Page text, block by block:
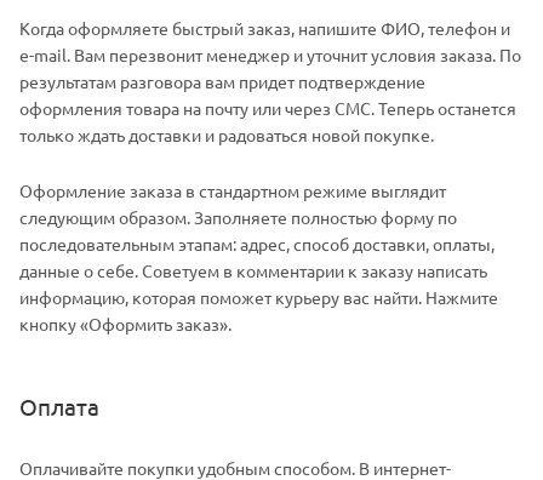
Когда оформляете быстрый заказ, напишите ФИО, телефон и
e-mail. Вам перезвонит менеджер и уточнит условия заказа. По
результатам разговора вам придет подтверждение
оформления товара на почту или через СМС. Теперь останется
только ждать доставки и радоваться новой покупке.
Оформление заказа в стандартном режиме выглядит
следующим образом. Заполняете полностью форму по
последовательным этапам: адрес, способ доставки, оплаты,
данные о себе. Советуем в комментарии к заказу написать
информацию, которая поможет курьеру вас найти. Нажмите
кнопку «Оформить заказ».
Оплата
Оплачивайте покупки удобным способом. В интернет-